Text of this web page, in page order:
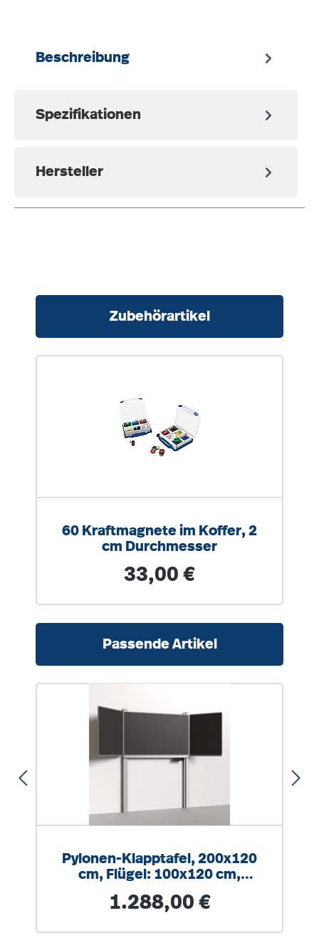
Beschreibung
Spezifikationen
Hersteller
Zubehörartikel
60 Kraftmagnete im Koffer, 2
cm Durchmesser
Regulärer Preis:
33,00 €
Passende Artikel
Pylonen-Klapptafel, 200x120
cm, Flügel: 100x120 cm,
Regulärer Preis:
1.288,00 €